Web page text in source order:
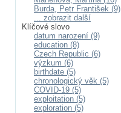
Burda, Petr František (9)
... zobrazit další
Klíčové slovo
datum narození (9)
education (8)
Czech Republic (6)
výzkum (6)
birthdate (5)
chronologický věk (5)
COVID-19 (5)
exploitation (5)
exploration (5)